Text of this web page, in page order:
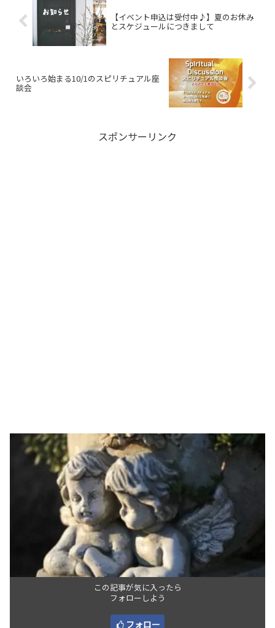
【イベント申込は受付中♪】夏のお休み
とスケジュールにつきまして
いろいろ始まる10/1のスピリチュアル座
談会
スポンサーリンク
この記事が気に入ったら
フォローしよう
フォロー